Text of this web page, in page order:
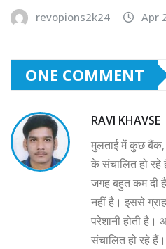
revopions2k24 Apr
ONE COMMENT
RAVI KHAVSE
मुलताई में कुछ बैंक,
के संचालित हो रहे
जगह बहुत कम दी
नहीं है। इससे
परेशानी होती है।
संचालित हो रहे